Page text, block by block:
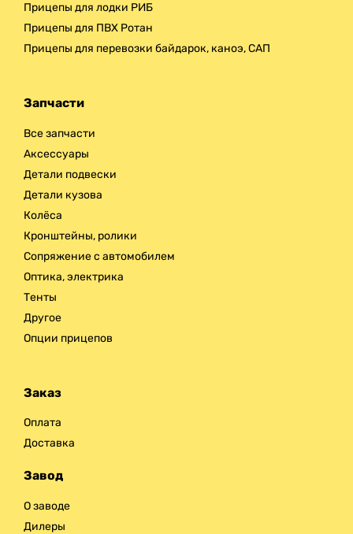
Прицепы для лодки РИБ
Прицепы для ПВХ Ротан
Прицепы для перевозки байдарок, каноэ, САП
Запчасти
Все запчасти
Аксессуары
Детали подвески
Детали кузова
Колёса
Кронштейны, ролики
Сопряжение с автомобилем
Оптика, электрика
Тенты
Другое
Опции прицепов
Заказ
Оплата
Доставка
Завод
О заводе
Дилеры